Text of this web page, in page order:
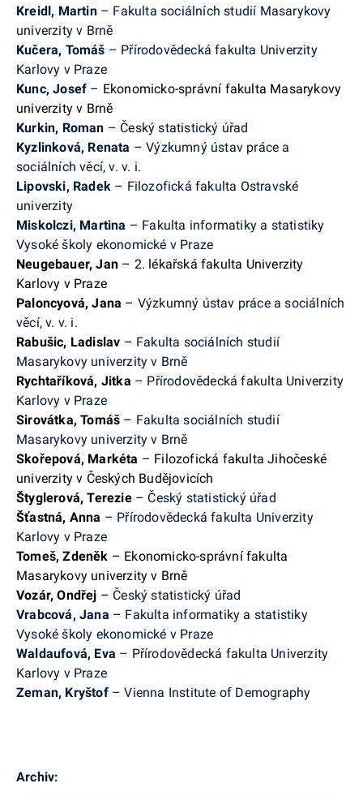
Kreidl, Martin – Fakulta sociálních studií Masarykovy
univerzity v Brně
Kučera, Tomáš – Přírodovědecká fakulta Univerzity
Karlovy v Praze
Kunc, Josef – Ekonomicko-správní fakulta Masarykovy
univerzity v Brně
Kurkin, Roman – Český statistický úřad
Kyzlinková, Renata – Výzkumný ústav práce a
sociálních věcí, v. v. i.
Lipovski, Radek – Filozofická fakulta Ostravské
univerzity
Miskolczi, Martina – Fakulta informatiky a statistiky
Vysoké školy ekonomické v Praze
Neugebauer, Jan – 2. lékařská fakulta Univerzity
Karlovy v Praze
Paloncyová, Jana – Výzkumný ústav práce a sociálních
věcí, v. v. i.
Rabušic, Ladislav – Fakulta sociálních studií
Masarykovy univerzity v Brně
Rychtaříková, Jitka – Přírodovědecká fakulta Univerzity
Karlovy v Praze
Sirovátka, Tomáš – Fakulta sociálních studií
Masarykovy univerzity v Brně
Skořepová, Markéta – Filozofická fakulta Jihočeské
univerzity v Českých Budějovicích
Štyglerová, Terezie – Český statistický úřad
Šťastná, Anna – Přírodovědecká fakulta Univerzity
Karlovy v Praze
Tomeš, Zdeněk – Ekonomicko-správní fakulta
Masarykovy univerzity v Brně
Vozár, Ondřej – Český statistický úřad
Vrabcová, Jana – Fakulta informatiky a statistiky
Vysoké školy ekonomické v Praze
Waldaufová, Eva – Přírodovědecká fakulta Univerzity
Karlovy v Praze
Zeman, Kryštof– Vienna Institute of Demography
Archiv: